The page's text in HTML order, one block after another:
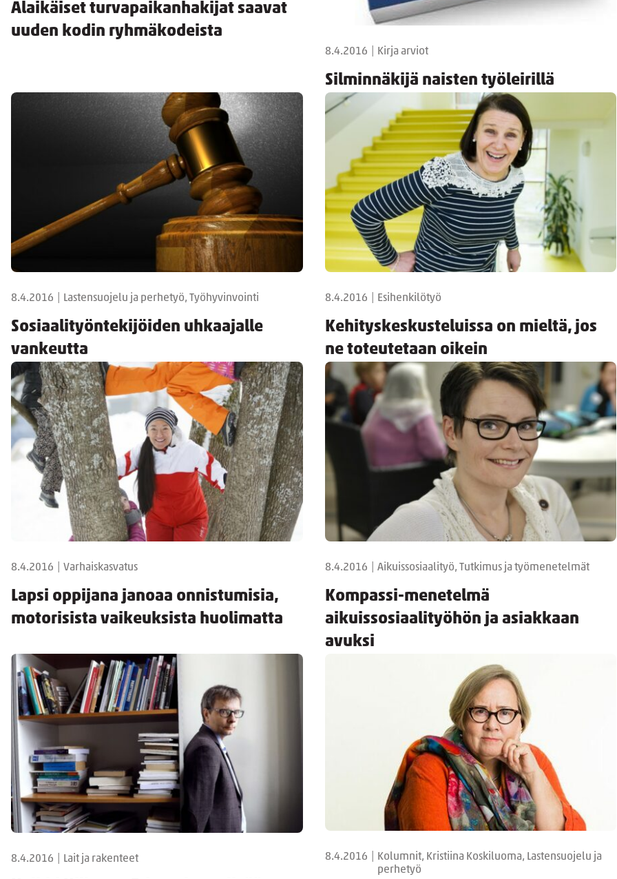
Alaikäiset turvapaikanhakijat saavat
uuden kodin ryhmäkodeista
8.4.2016 Kirja arviot
Silminnäkijä naisten työleirillä
8.4.2016 Lastensuojelu ja perhetyö, Työhyvinvointi
Sosiaalityöntekijöiden uhkaajalle
vankeutta
8.4.2016 Esihenkilötyö
Kehityskeskusteluissa on mieltä, jos
ne toteutetaan oikein
8.4.2016 Varhaiskasvatus
Lapsi oppijana janoaa onnistumisia,
motorisista vaikeuksista huolimatta
8.4.2016 Aikuissosiaalityö, Tutkimus ja työmenetelmät
Kompassi-menetelmä
aikuissosiaalityöhön ja asiakkaan
avuksi
8.4.2016 Lait ja rakenteet 8.4.2016
Kolumnit, Kristiina Koskiluoma, Lastensuojelu ja
perhetyö